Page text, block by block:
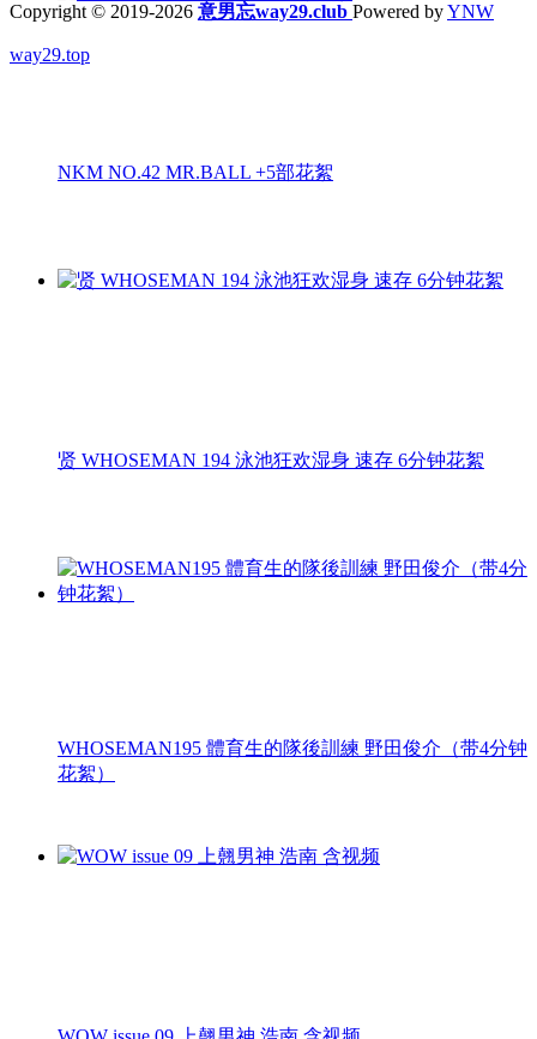
NKM NO.42 MR.BALL +5部花絮
贤 WHOSEMAN 194 泳池狂欢湿身 速存 6分钟花絮
WHOSEMAN195 體育生的隊後訓練 野田俊介（带4分钟
花絮）
Copyright © 2019-2026 意男忘way29.club Powered byYNW
way29.top